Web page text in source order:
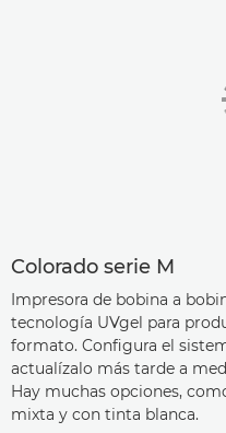
Colorado serie M
Impresora de bobina a
tecnología UVgel para
formato. Configura el
actualízalo más tarde a
Hay muchas opciones,
mixta y con tinta blanca.